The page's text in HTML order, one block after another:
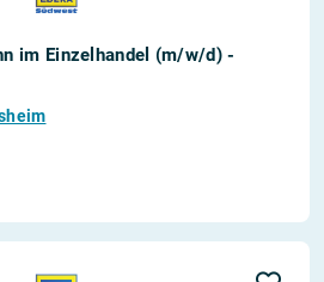
im Einzelhandel (m/w/d) -